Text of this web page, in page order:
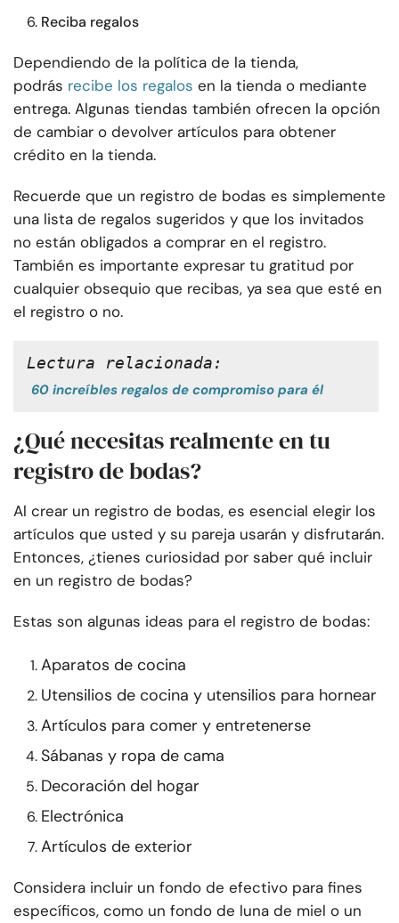
Reciba regalos
Dependiendo de la política de la tienda,
podrás recibe los regalos en la tienda o mediante
entrega. Algunas tiendas también ofrecen la opción
de cambiar o devolver artículos para obtener
crédito en la tienda.
Recuerde que un registro de bodas es simplemente
una lista de regalos sugeridos y que los invitados
no están obligados a comprar en el registro.
También es importante expresar tu gratitud por
cualquier obsequio que recibas, ya sea que esté en
el registro o no.
Lectura relacionada:
60 increíbles regalos de compromiso para él
¿Qué necesitas realmente en tu
registro de bodas?
Al crear un registro de bodas, es esencial elegir los
artículos que usted y su pareja usarán y disfrutarán.
Entonces, ¿tienes curiosidad por saber qué incluir
en un registro de bodas?
Estas son algunas ideas para el registro de bodas:
Aparatos de cocina
Utensilios de cocina y utensilios para hornear
Artículos para comer y entretenerse
Sábanas y ropa de cama
Decoración del hogar
Electrónica
Artículos de exterior
Considera incluir un fondo de efectivo para fines
específicos, como un fondo de luna de miel o un